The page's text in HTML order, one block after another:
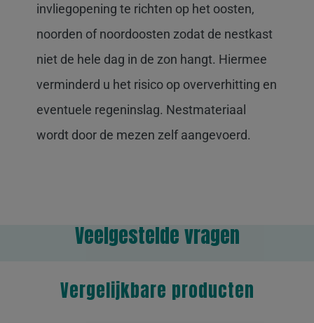
invliegopening te richten op het oosten,
noorden of noordoosten zodat de nestkast
niet de hele dag in de zon hangt. Hiermee
verminderd u het risico op oververhitting en
eventuele regeninslag. Nestmateriaal
wordt door de mezen zelf aangevoerd.
Veelgestelde vragen
Vergelijkbare producten